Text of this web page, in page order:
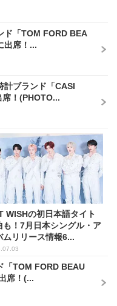
ド「TOM FORD BEA
出席！...
計ブランド「CASI
！(PHOTO...
WISHの初日本語タイト
も！7月日本シングル・ア
ムリリース情報6...
「TOM FORD BEAU
席！(...